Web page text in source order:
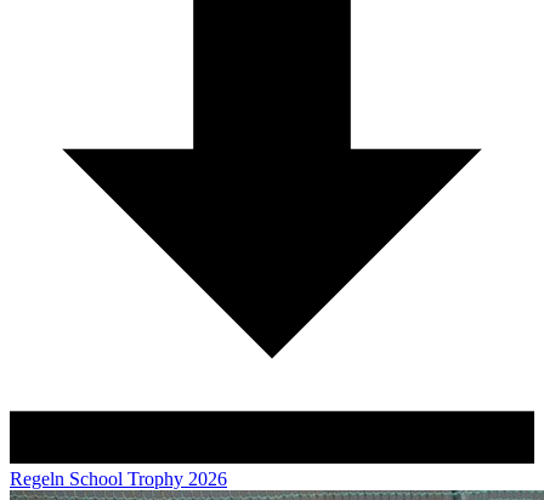
Regeln School Trophy 2026